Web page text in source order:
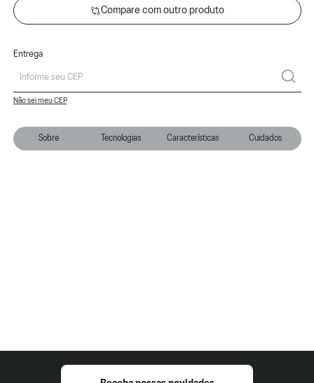
Sobre Tecnologias Características Cuidados
Compare com outro produto
Entrega
Não sei meu CEP